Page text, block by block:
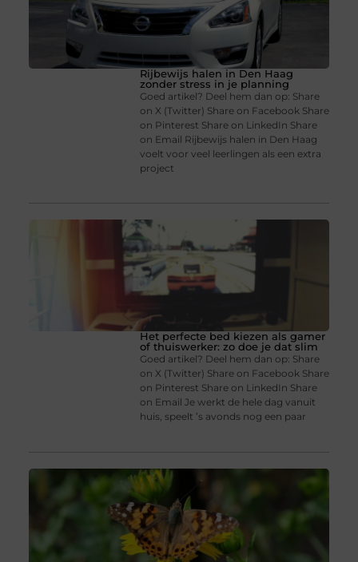
Rijbewijs halen in Den Haag
zonder stress in je planning
Goed artikel? Deel hem dan op: Share
on X (Twitter) Share on Facebook Share
on Pinterest Share on LinkedIn Share
on Email Rijbewijs halen in Den Haag
voelt voor veel leerlingen als een extra
project
Het perfecte bed kiezen als gamer
of thuiswerker: zo doe je dat slim
Goed artikel? Deel hem dan op: Share
on X (Twitter) Share on Facebook Share
on Pinterest Share on LinkedIn Share
on Email Je werkt de hele dag vanuit
huis, speelt ’s avonds nog een paar